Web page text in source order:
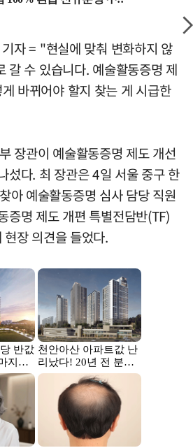
자 = "현실에 맞춰 변화하지 않
갈 수 있습니다. 예술활동증명 제
바뀌어야 할지 찾는 게 시급한
장관이 예술활동증명 제도 개선
섰다. 최 장관은 4일 서울 중구 한
아 예술활동증명 심사 담당 직원
증명 제도 개편 특별전담반(TF)
장 의견을 들었다.